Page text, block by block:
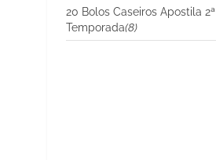
20 Bolos Caseiros Apostila 2ª
Temporada(8)